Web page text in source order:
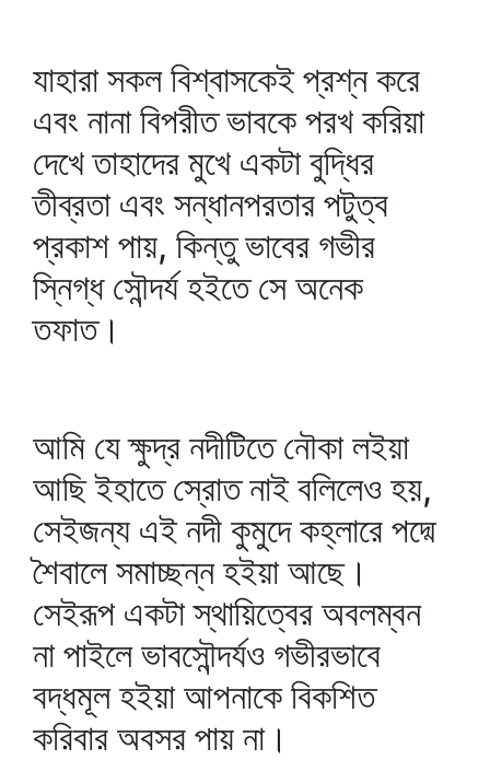
যাহারা সকল বিশ্বাসকেই প্রশ্ন করে
এবং নানা বিপরীত ভাবকে পরখ করিয়া
দেখে তাহাদের মুখে একটা বুদ্ধির
তীব্রতা এবং সন্ধানপরতার পটুত্ব
প্রকাশ পায়, কিন্তু ভাবের গভীর
স্নিগ্ধ সৌন্দর্য হইতে সে অনেক
তফাত।
আমি যে ক্ষুদ্র নদীটিতে নৌকা লইয়া
আছি ইহাতে স্রোত নাই বলিলেও হয়,
সেইজন্য এই নদী কুমুদে কহ্লারে পদ্মে
শৈবালে সমাচ্ছন্ন হইয়া আছে।
সেইরূপ একটা স্থায়িত্বের অবলম্বন
না পাইলে ভাবসৌন্দর্যও গভীরভাবে
বদ্ধমূল হইয়া আপনাকে বিকশিত
করিবার অবসর পায় না।